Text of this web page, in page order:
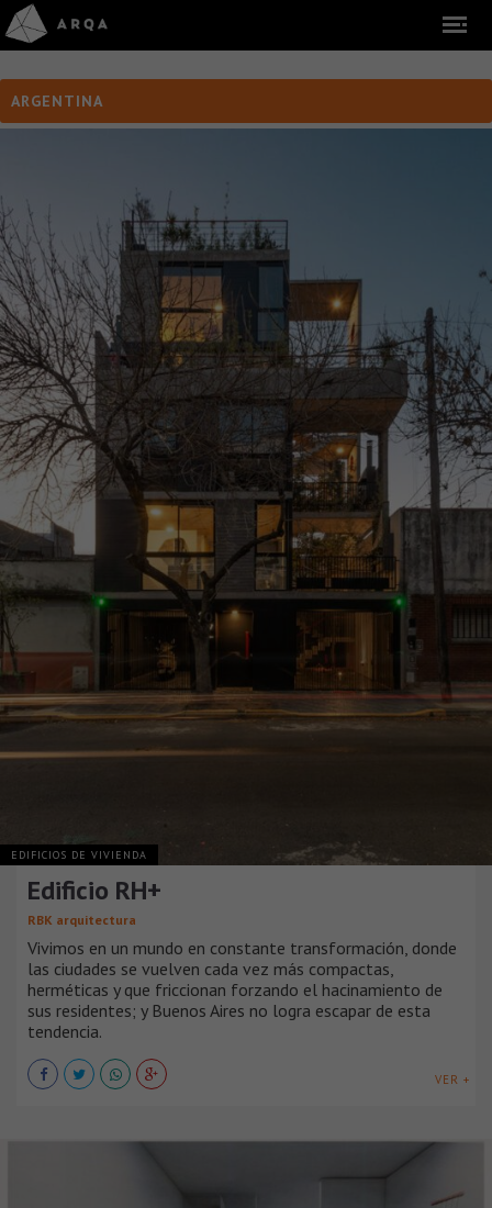
ARGENTINA
EDIFICIOS DE VIVIENDA
Edificio RH+
RBK arquitectura
Vivimos en un mundo en constante transformación, donde
las ciudades se vuelven cada vez más compactas,
herméticas y que friccionan forzando el hacinamiento de
sus residentes; y Buenos Aires no logra escapar de esta
tendencia.
VER +